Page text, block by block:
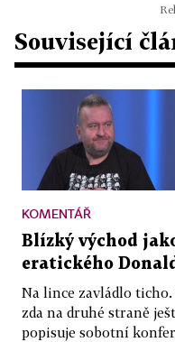
Související
KOMENTÁŘ
Blízký východ
eratického
Na lince zavládlo
zda na druhé straně
popisuje sobotní